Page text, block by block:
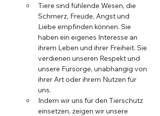
Tiere sind fühlende Wesen, die
Schmerz, Freude, Angst und
Liebe empfinden können. Sie
haben ein eigenes Interesse an
ihrem Leben und ihrer Freiheit. Sie
verdienen unseren Respekt und
unsere Fürsorge, unabhängig von
ihrer Art oder ihrem Nutzen für
uns.
Indem wir uns für den Tierschutz
einsetzen, zeigen wir unsere